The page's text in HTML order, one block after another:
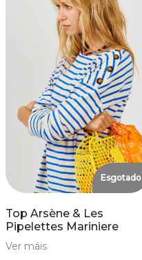
Esgotado
Top Arsène & Les
Pipelettes Mariniere
Ver máis